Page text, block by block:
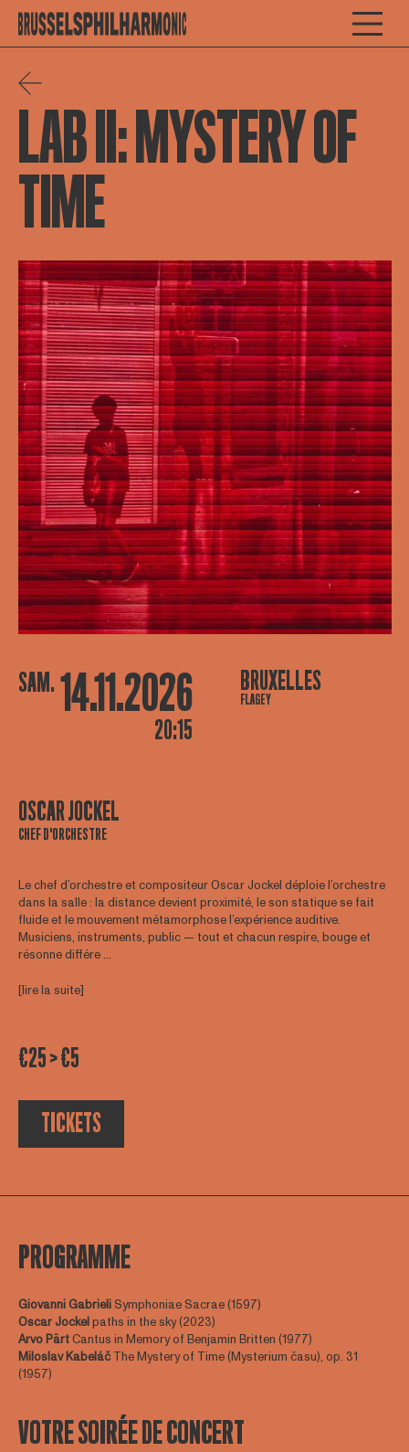
LAB II: MYSTERY OF
TIME
SAM. 14.11.2026
20:15
BRUXELLES
FLAGEY
OSCAR JOCKEL
CHEF D'ORCHESTRE
Le chef d’orchestre et compositeur Oscar Jockel déploie l’orchestre
dans la salle : la distance devient proximité, le son statique se fait
fluide et le mouvement métamorphose l’expérience auditive.
Musiciens, instruments, public — tout et chacun respire, bouge et
résonne différe ...
[lire la suite]
€25 > €5
TICKETS
PROGRAMME
Giovanni GabrieliSymphoniae Sacrae (1597)
Oscar Jockelpaths in the sky (2023)
Arvo PärtCantus in Memory of Benjamin Britten (1977)
MiloslavKabeláčThe Mystery of Time (Mysterium času), op. 31
(1957)
VOTRE SOIRÉE DE CONCERT